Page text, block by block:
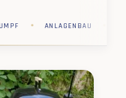
CHEMIE · SAP ·